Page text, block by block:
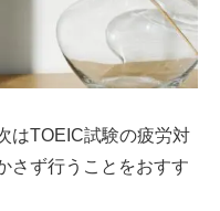
はTOEIC試験の疲労対
さず行うことをおすす